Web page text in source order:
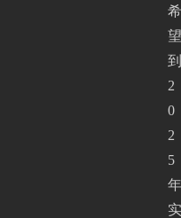
希
望
到
2
0
2
5
年
实